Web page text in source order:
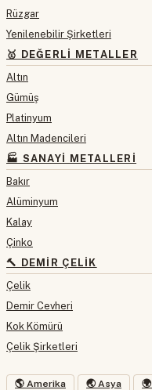
Rüzgar
Yenilenebilir Şirketleri
🥇 DEĞERLI METALLER
Altın
Gümüş
Platinyum
Altın Madencileri
🏭 SANAYI METALLERI
Bakır
Alüminyum
Kalay
Çinko
🔨 DEMIR ÇELIK
Çelik
Demir Cevheri
Kok Kömürü
Çelik Şirketleri
🌎 Amerika 🌏 Asya